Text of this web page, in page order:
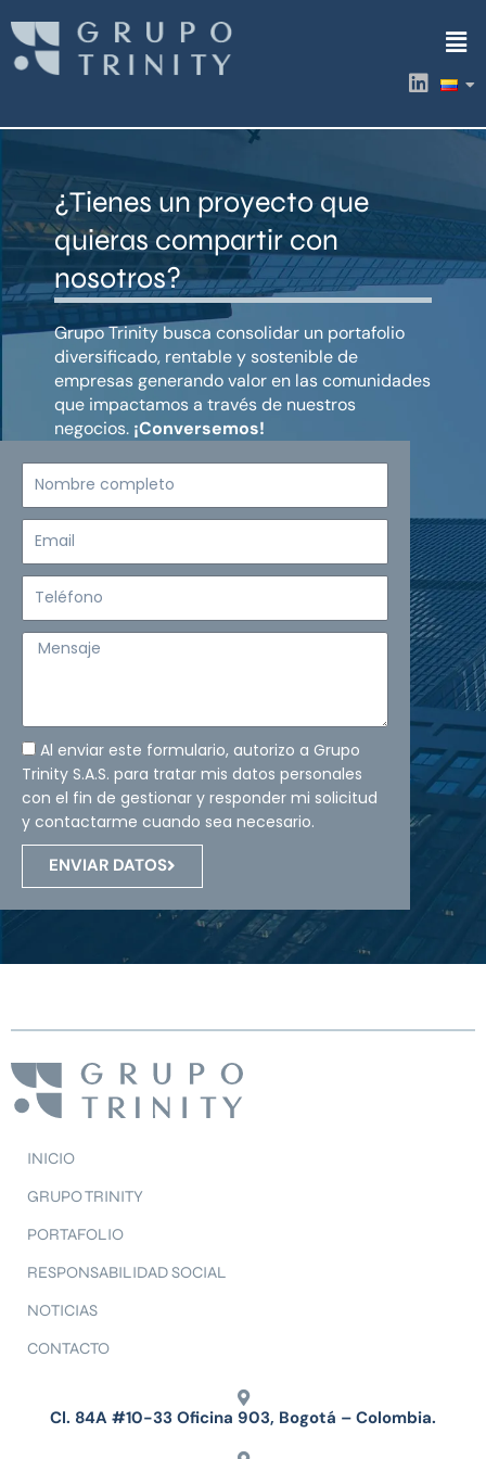
contenido
L
i
k
i
¿Tienes un proyecto que
quieras compartir con
nosotros?
Grupo Trinity busca consolidar un portafolio
diversificado, rentable y sostenible de
empresas generando valor en las comunidades
que impactamos a través de nuestros
negocios. ¡Conversemos!
Mensaje
Al enviar este formulario, autorizo a Grupo
Trinity S.A.S. para tratar mis datos personales
con el fin de gestionar y responder mi solicitud
y contactarme cuando sea necesario.
ENVIAR DATOS
INICIO
GRUPO TRINITY
PORTAFOLIO
RESPONSABILIDAD SOCIAL
NOTICIAS
CONTACTO
Cl. 84A #10-33 Oficina 903, Bogotá – Colombia.